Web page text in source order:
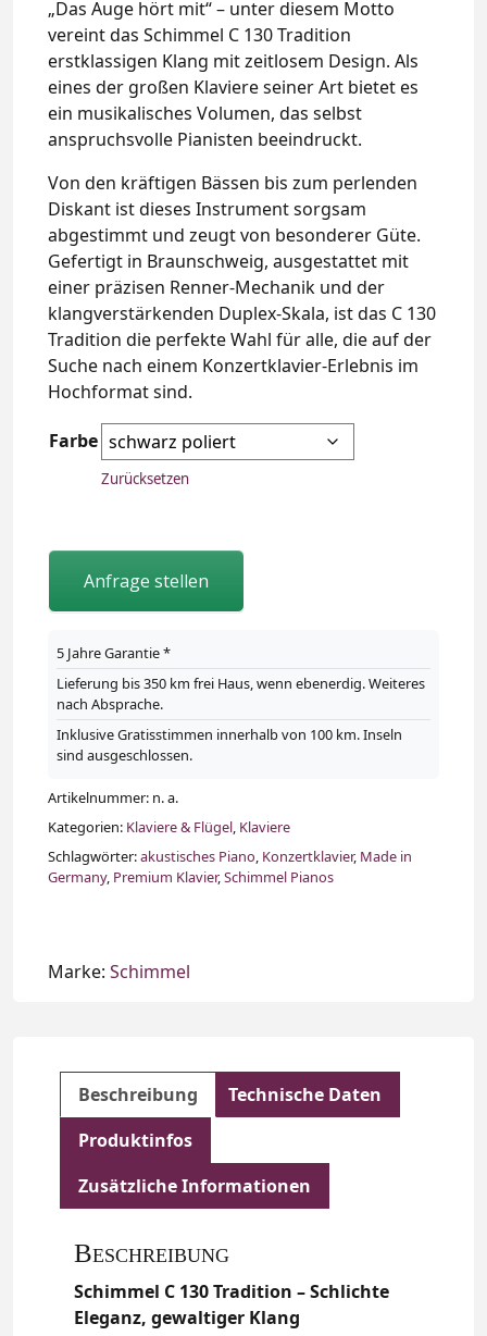
„Das Auge hört mit“ – unter diesem Motto
vereint das Schimmel C 130 Tradition
erstklassigen Klang mit zeitlosem Design. Als
eines der großen Klaviere seiner Art bietet es
ein musikalisches Volumen, das selbst
anspruchsvolle Pianisten beeindruckt.
Von den kräftigen Bässen bis zum perlenden
Diskant ist dieses Instrument sorgsam
abgestimmt und zeugt von besonderer Güte.
Gefertigt in Braunschweig, ausgestattet mit
einer präzisen Renner-Mechanik und der
klangverstärkenden Duplex-Skala, ist das C 130
Tradition die perfekte Wahl für alle, die auf der
Suche nach einem Konzertklavier-Erlebnis im
Hochformat sind.
Farbe
Zurücksetzen
Anfrage stellen
5 Jahre Garantie *
Lieferung bis 350 km frei Haus, wenn ebenerdig. Weiteres
nach Absprache.
Inklusive Gratisstimmen innerhalb von 100 km. Inseln
sind ausgeschlossen.
Artikelnummer: n. a.
Kategorien: Klaviere & Flügel, Klaviere
Schlagwörter:akustisches Piano, Konzertklavier, Made in
Germany, Premium Klavier,Schimmel Pianos
Marke: Schimmel
Beschreibung
Technische Daten
Produktinfos
Zusätzliche Informationen
Beschreibung
Schimmel C 130 Tradition – Schlichte
Eleganz, gewaltiger Klang